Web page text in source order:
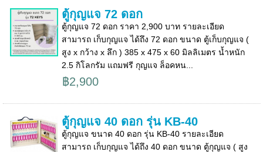
ตู้กุญแจ 72 ดอก
ตู้กุญแจ 72 ดอก ราคา 2,900 บาท รายละเอียด
สามารถ เก็บกุญแจ ได้ถึง 72 ดอก ขนาด ตู้เก็บกุญแจ (
สูง x กว้าง x ลึก ) 385 x 475 x 60 มิลลิเมตร น้ำหนัก
2.5 กิโลกรัม แถมฟรี กุญแจ ล็อคหน...
฿2,900
ตู้กุญแจ 40 ดอก รุ่น KB-40
ตู้กุญแจ ขนาด 40 ดอก รุ่น KB-40 รายละเอียด
สามารถ เก็บกุญแจ ได้ถึง 40 ดอก ขนาด ตู้กุญแจ ( สูง